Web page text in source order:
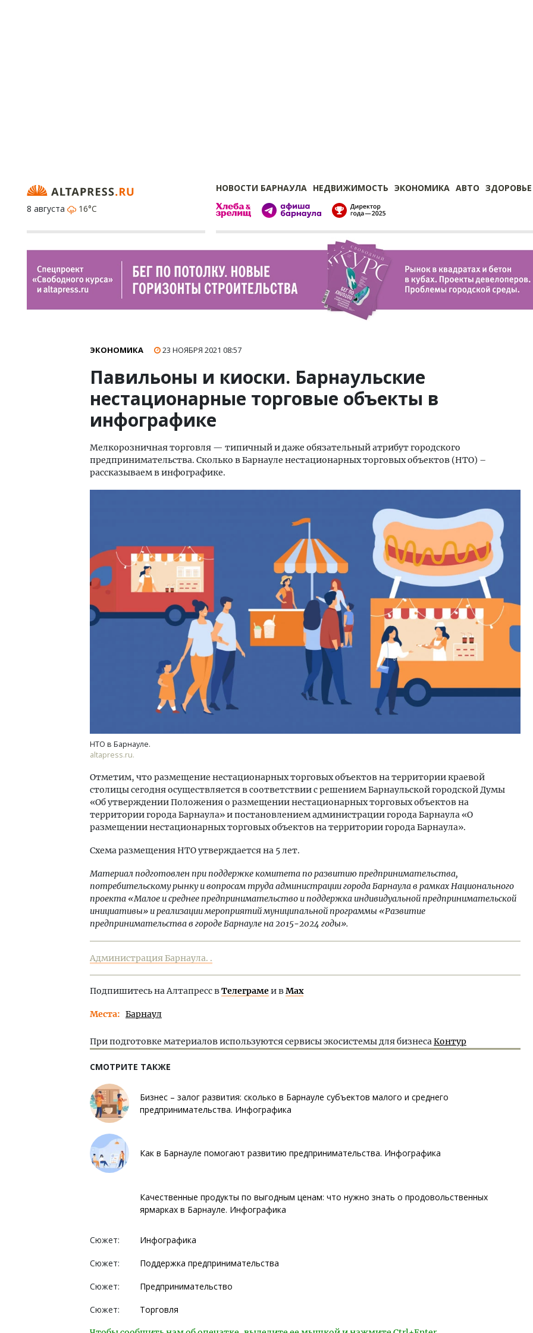
НОВОСТИ БАРНАУЛА НЕДВИЖИМОСТЬ ЭКОНОМИКА АВТО ЗДОРОВЬЕ
8 августа
16°C
ЭКОНОМИКА 23 НОЯБРЯ 2021 08:57
Павильоны и киоски. Барнаульские
нестационарные торговые объекты в
инфографике
Мелкорозничная торговля — типичный и даже обязательный атрибут городского
предпринимательства. Сколько в Барнауле нестационарных торговых объектов (НТО) –
рассказываем в инфографике.
НТО в Барнауле.
altapress.ru.
Отметим, что размещение нестационарных торговых объектов на территории краевой
столицы сегодня осуществляется в соответствии с решением Барнаульской городской Думы
«Об утверждении Положения о размещении нестационарных торговых объектов на
территории города Барнаула» и постановлением администрации города Барнаула «О
размещении нестационарных торговых объектов на территории города Барнаула».
Схема размещения НТО утверждается на 5 лет.
Материал подготовлен при поддержке комитета по развитию предпринимательства,
потребительскому рынку и вопросам труда администрации города Барнаула в рамках Национального
проекта «Малое и среднее предпринимательство и поддержка индивидуальной предпринимательской
инициативы» и реализации мероприятий муниципальной программы «Развитие
предпринимательства в городе Барнауле на 2015−2024 годы».
Администрация Барнаула. .
Подпишитесь на Алтапресс вТелеграмеи вMax
Места Барнаул
При подготовке материалов используются сервисы экосистемы для бизнесаКонтур
СМОТРИТЕ ТАКЖЕ
Бизнес – залог развития: сколько в Барнауле субъектов малого и среднего
предпринимательства. Инфографика
Как в Барнауле помогают развитию предпринимательства. Инфографика
Качественные продукты по выгодным ценам: что нужно знать о продовольственных
ярмарках в Барнауле. Инфографика
Сюжет: Инфографика
Сюжет: Поддержка предпринимательства
Сюжет: Предпринимательство
Сюжет: Торговля
Смелость архитектурных идей.
Генеральный директор компании
ЗИАС — об эстетике городов,
трендах в фасадах и развитии рынка
Архитектурный код начинается с
земли. Мощение крупноформатными
плитами становится новым
стандартом благоустройства
СТРОИТЕЛЬСТВО
Ищем новые берега.
«Жилищной инициативы»
Гатилов — о том, как
штормит
СТРОИТЕЛЬСТВО